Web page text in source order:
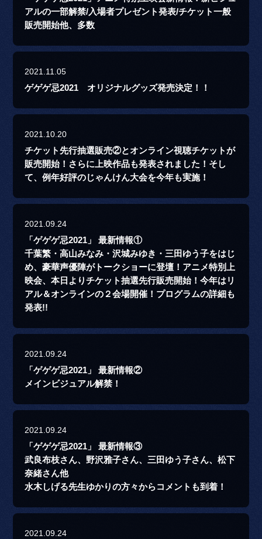
アルの一部解禁/入場者プレゼント発表/チケット一般
販売開始他、多数
2021.11.05
ゲゲゲ忌2021 オリジナルグッズ発売決定！！
2021.10.20
チケット先行抽選販売②とオンライン視聴チケットが
販売開始！さらに上映作品も発表されました！そし
て、例年好評のじゃんけん大会を今年も実施！
2021.09.24
「ゲゲゲ忌2021」 最新情報①
千葉繁・高山みなみ・沢城みゆき・三田ゆう子をはじ
め、豪華声優陣がトークショーに登壇！アニメ特別上
映会、本日よりチケット抽選先行販売開始！今年はリ
アル＆オンラインの２会場開催！プログラムの詳細も
発表!!
2021.09.24
「ゲゲゲ忌2021」 最新情報②
メインビジュアル解禁！
2021.09.24
「ゲゲゲ忌2021」 最新情報③
武良布枝さん、野沢雅子さん、三田ゆう子さん、松下
奈緒さん他
水木しげる先生ゆかりの方々からコメントも到着！
2021.09.24